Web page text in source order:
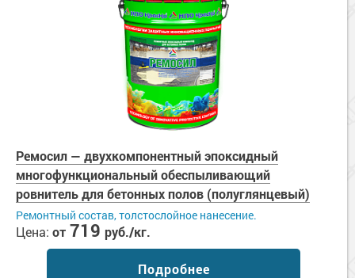
Ремосил — двухкомпонентный эпоксидный
многофункциональный обеспыливающий
ровнитель для бетонных полов (полуглянцевый)
Ремонтный состав, толстослойное нанесение.
Цена: от 719 руб./кг.
Подробнее